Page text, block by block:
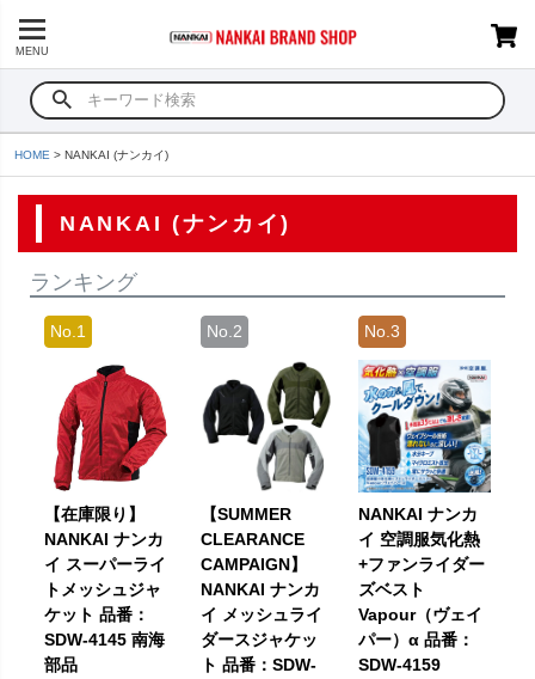
MENU
HOME NANKAI (ナンカイ)
NANKAI (ナンカイ)
ランキング
【在庫限り】
NANKAI ナンカ
イ スーパーライ
トメッシュジャ
ケット 品番：
SDW-4145 南海
部品
【SUMMER
CLEARANCE
CAMPAIGN】
NANKAI ナンカ
イ メッシュライ
ダースジャケッ
ト 品番：SDW-
NANKAI ナンカ
イ 空調服気化熱
+ファンライダー
ズベスト
Vapour（ヴェイ
パー）α 品番：
SDW-4159